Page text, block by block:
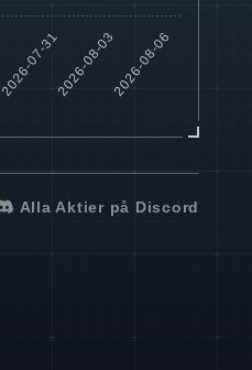
Alla Aktier på Discord